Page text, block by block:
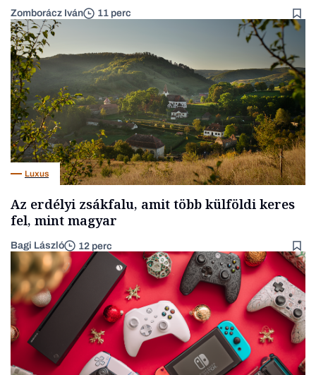
Zomborácz Iván 11 perc
Luxus
Az erdélyi zsákfalu, amit több külföldi keres
fel, mint magyar
Bagi László 12 perc